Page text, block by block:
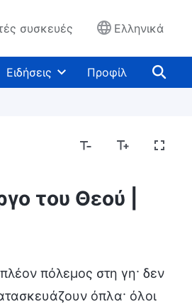
συσκευές Ελληνικά
Ειδήσεις Προφίλ
τη Βίβλο Εκθέτοντας
του Θεού |
πόλεμος στη γη· δεν
όπλα· όλοι